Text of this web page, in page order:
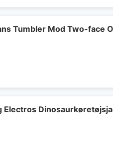
Tumbler Mod Two-face
Electros